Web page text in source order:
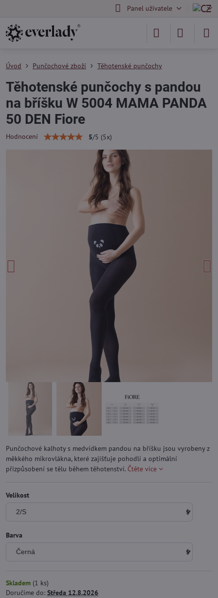
Panel uživatele
Úvod Punčochové zboží Těhotenské punčochy
Těhotenské punčochy s pandou
na bříšku W 5004 MAMA PANDA
50 DEN Fiore
Hodnocení 5/5 (5x)
Punčochové kalhoty s medvídkem pandou na bříšku jsou vyrobeny z
měkkého mikrovlákna, které zajišťuje pohodlí a optimální
přizpůsobení se tělu během těhotenství. Čtěte více
Velikost
Barva
Skladem (1 ks)
Doručíme do: Středa 12.8.2026